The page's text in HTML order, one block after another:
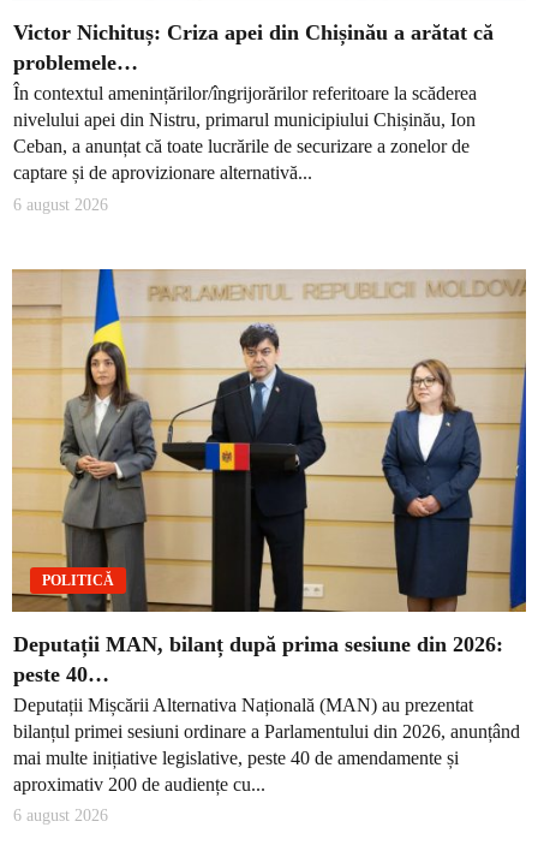
Victor Nichituș: Criza apei din Chișinău a arătat că
problemele…
În contextul amenințărilor/îngrijorărilor referitoare la scăderea
nivelului apei din Nistru, primarul municipiului Chișinău, Ion
Ceban, a anunțat că toate lucrările de securizare a zonelor de
captare și de aprovizionare alternativă...
6 august 2026
POLITICĂ
Deputații MAN, bilanț după prima sesiune din 2026:
peste 40…
Deputații Mișcării Alternativa Națională (MAN) au prezentat
bilanțul primei sesiuni ordinare a Parlamentului din 2026, anunțând
mai multe inițiative legislative, peste 40 de amendamente și
aproximativ 200 de audiențe cu...
6 august 2026